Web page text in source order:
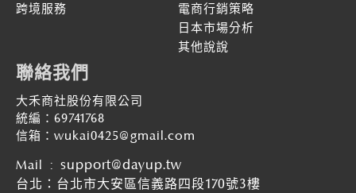
跨境服務
電商行銷策略
日本市場分析
其他說說
聯絡我們
大禾商社股份有限公司
統編：69741768
信箱：wukai0425@gmail.com
Mail : support@dayup.tw
台北：台北市大安區信義路四段170號3樓